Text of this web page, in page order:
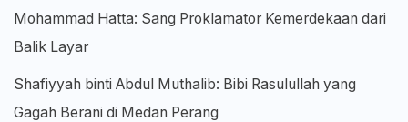
Mohammad Hatta: Sang Proklamator Kemerdekaan dari
Balik Layar
Shafiyyah binti Abdul Muthalib: Bibi Rasulullah yang
Gagah Berani di Medan Perang